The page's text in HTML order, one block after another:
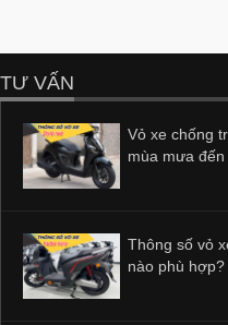
TƯ VẤN
Vỏ xe chống
mùa mưa đến
Thông số vỏ
nào phù hợp?